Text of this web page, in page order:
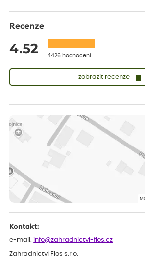
Recenze
4.52 4426 hodnocení
zobrazit recenze
Vše přišlo velice rychle krásně
velice dobře prospívají
Jarda
Dobrý den, byli jsme spokojeni
Eshop, objednání bylo v pořádku, žádný
smutná z dodávky jedné kytky, která
Kontakt:
e-mail: info@zahradnictvi-flos.cz
Zahradnictví Flos s.r.o.